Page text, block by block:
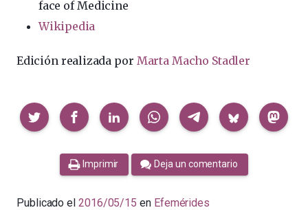
face of Medicine
Wikipedia
Edición realizada por Marta Macho Stadler
Compartir
Imprimir Deja un comentario
Publicado el 2016/05/15 en Efemérides